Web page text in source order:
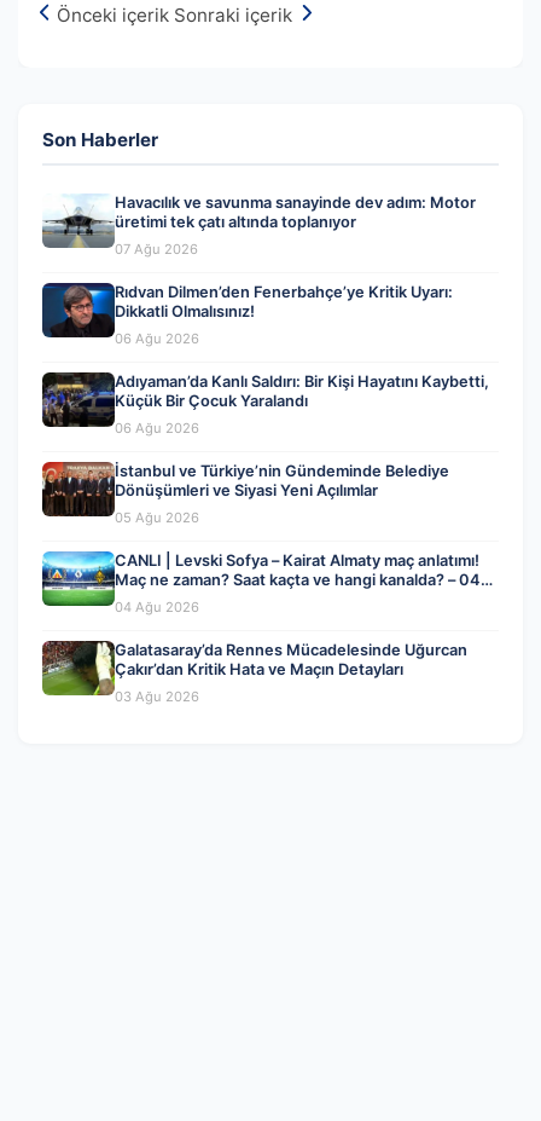
Önceki içerik Sonraki içerik
Son Haberler
Havacılık ve savunma sanayinde dev adım: Motor
üretimi tek çatı altında toplanıyor
07 Ağu 2026
Rıdvan Dilmen’den Fenerbahçe’ye Kritik Uyarı:
Dikkatli Olmalısınız!
06 Ağu 2026
Adıyaman’da Kanlı Saldırı: Bir Kişi Hayatını Kaybetti,
Küçük Bir Çocuk Yaralandı
06 Ağu 2026
İstanbul ve Türkiye’nin Gündeminde Belediye
Dönüşümleri ve Siyasi Yeni Açılımlar
05 Ağu 2026
CANLI | Levski Sofya – Kairat Almaty maç anlatımı!
Maç ne zaman? Saat kaçta ve hangi kanalda? – 04
Ağustos 2026
04 Ağu 2026
Galatasaray’da Rennes Mücadelesinde Uğurcan
Çakır’dan Kritik Hata ve Maçın Detayları
03 Ağu 2026